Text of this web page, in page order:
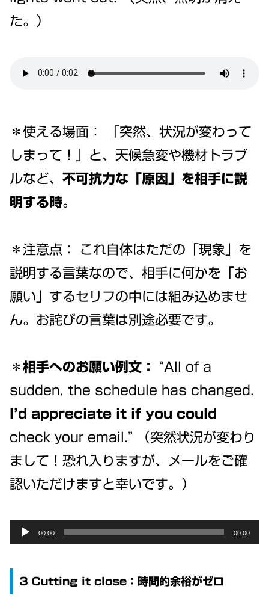
た。）
＊使える場面： 「突然、状況が変わって
しまって！」と、天候急変や機材トラブ
ルなど、 不可抗力な「原因」を相手に説
明する時。
＊注意点： これ自体はただの「現象」を
説明する言葉なので、相手に何かを「お
願い」するセリフの中には組み込めませ
ん。お詫びの言葉は別途必要です。
＊相手へのお願い例文：
“All of a
sudden, the schedule has changed.
I’d appreciate it if you could
check your email.” （突然状況が変わり
まして！恐れ入りますが、メールをご確
認いただけますと幸いです。）
Audio
00:00 00:00
3 Cutting it close：時間的余裕がゼロ